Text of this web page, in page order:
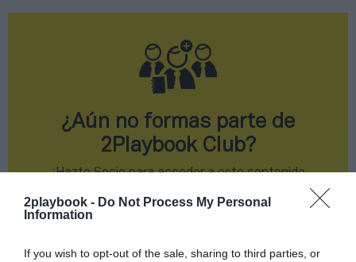
2playbook - Do Not Process My Personal
Information
If you wish to opt-out of the sale, sharing to third parties, or
¿Aún no formas parte de
2Playbook Club?
¡Hazte Socio para acceder a este contenido
¡Suscríbete!